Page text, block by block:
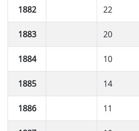
1882 22
1883 20
1884 10
1885 14
1886 11